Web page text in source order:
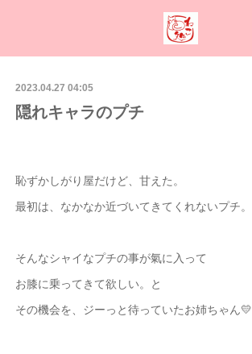
2023.04.27 04:05
隠れキャラのプチ
恥ずかしがり屋だけど、甘えた。
最初は、なかなか近づいてきてくれないプチ。
そんなシャイなプチの事が氣に入って
お膝に乗ってきて欲しい。と
その機会を、ジーっと待っていたお姉ちゃん💛